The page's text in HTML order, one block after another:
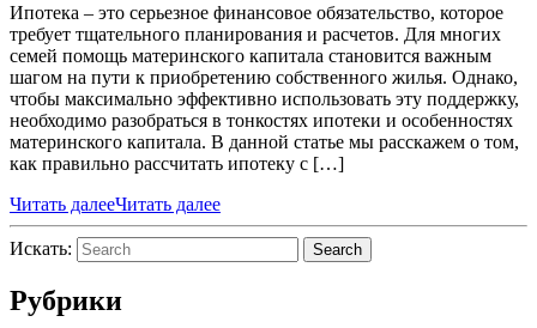
Ипотека – это серьезное финансовое обязательство, которое
требует тщательного планирования и расчетов. Для многих
семей помощь материнского капитала становится важным
шагом на пути к приобретению собственного жилья. Однако,
чтобы максимально эффективно использовать эту поддержку,
необходимо разобраться в тонкостях ипотеки и особенностях
материнского капитала. В данной статье мы расскажем о том,
как правильно рассчитать ипотеку с […]
Читать далееЧитать далее
Искать: Search
Рубрики